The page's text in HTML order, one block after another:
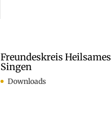
Freundeskreis Heilsames
Singen
Downloads